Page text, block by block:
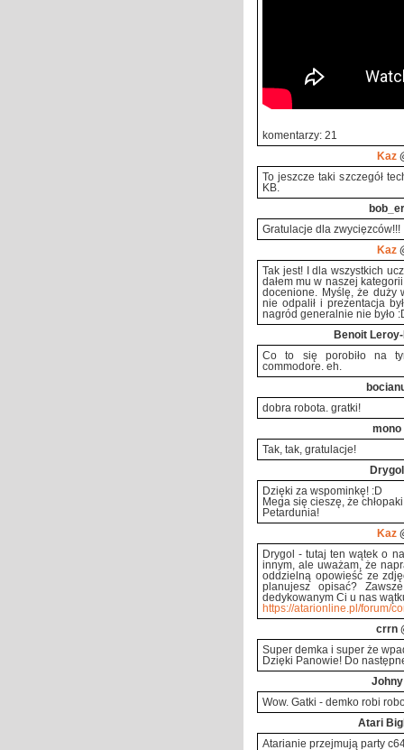
komentarzy: 21
Kaz
To jeszcze taki szczegół
KB.
bob_er
Gratulacje dla zwycięzców!!!
Kaz
Tak jest! I dla wszystkich
dałem mu w naszej
docenione. Myślę, że duży
nie odpalił i prezentacja
nagród generalnie nie było
Benoit
Co to się porobiło na
commodore. eh.
dobra robota. gratki!
mono
Tak, tak, gratulacje!
Drygol
Dzięki za wspominkę! :D
Mega się cieszę, że
Petardunia!
Kaz
Drygol - tutaj ten wątek o
innym, ale uważam, że
oddzielną opowieść ze
planujesz opisać?
dedykowanym Ci u nas
https://atarionline.pl/forum/
crrn
Super demka i super że
Dzięki Panowie! Do
Johny
Wow. Gatki - demko robi
Atari
Atarianie przejmują party